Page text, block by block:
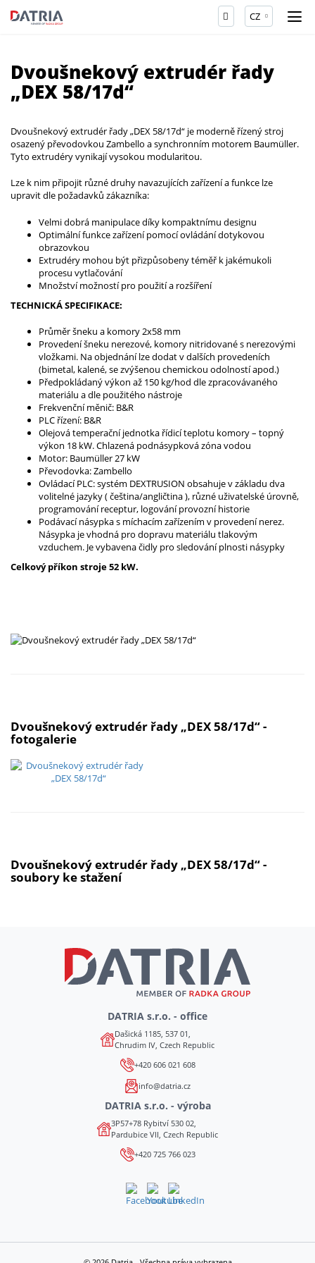
CZ
Dvoušnekový extrudér řady
„DEX 58/17d“
Dvoušnekový extrudér řady „DEX 58/17d“ je moderně řízený stroj
osazený převodovkou Zambello a synchronním motorem Baumüller.
Tyto extrudéry vynikají vysokou modularitou.
Lze k nim připojit různé druhy navazujících zařízení a funkce lze
upravit dle požadavků zákazníka:
Velmi dobrá manipulace díky kompaktnímu designu
Optimální funkce zařízení pomocí ovládání dotykovou
obrazovkou
Extrudéry mohou být přizpůsobeny téměř k jakémukoli
procesu vytlačování
Množství možností pro použití a rozšíření
TECHNICKÁ SPECIFIKACE:
Průměr šneku a komory 2x58 mm
Provedení šneku nerezové, komory nitridované s nerezovými
vložkami. Na objednání lze dodat v dalších provedeních
(bimetal, kalené, se zvýšenou chemickou odolností apod.)
Předpokládaný výkon až 150 kg/hod dle zpracovávaného
materiálu a dle použitého nástroje
Frekvenční měnič: B&R
PLC řízení: B&R
Olejová temperační jednotka řídicí teplotu komory – topný
výkon 18 kW. Chlazená podnásypková zóna vodou
Motor: Baumüller 27 kW
Převodovka: Zambello
Ovládací PLC: systém DEXTRUSION obsahuje v základu dva
volitelné jazyky ( čeština/angličtina ), různé uživatelské úrovně,
programování receptur, logování provozní historie
Podávací násypka s míchacím zařízením v provedení nerez.
Násypka je vhodná pro dopravu materiálu tlakovým
vzduchem. Je vybavena čidly pro sledování plnosti násypky
Celkový příkon stroje 52 kW.
Dvoušnekový extrudér řady „DEX 58/17d“ -
fotogalerie
Dvoušnekový extrudér řady „DEX 58/17d“ -
soubory ke stažení
DATRIA s.r.o. - office
Dašická 1185, 537 01,
Chrudim IV, Czech Republic
+420 606 021 608
info@datria.cz
DATRIA s.r.o. - výroba
3P57+78 Rybitví 530 02,
Pardubice VII, Czech Republic
+420 725 766 023